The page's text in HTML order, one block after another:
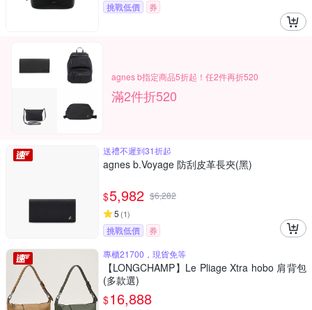
挑戰低價
券
agnes b指定商品5折起！任2件再折520
滿2件折520
送禮不遲到31折起
agnes b.Voyage 防刮皮革長夾(黑)
$5,982 $6,282
5 (1)
挑戰低價
券
專櫃21700，現貨免等
【LONGCHAMP】Le Pliage Xtra hobo 肩背包
(多款選)
$16,888